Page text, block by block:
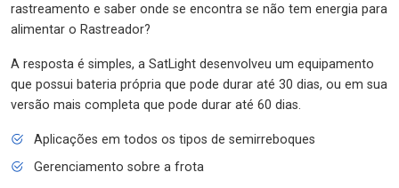
rastreamento e saber onde se encontra se não tem energia para
alimentar o Rastreador?
A resposta é simples, a SatLight desenvolveu um equipamento
que possui bateria própria que pode durar até 30 dias, ou em sua
versão mais completa que pode durar até 60 dias.
Aplicações em todos os tipos de semirreboques
Gerenciamento sobre a frota